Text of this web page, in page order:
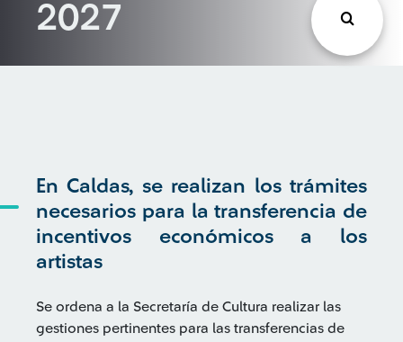
2027
En Caldas, se realizan los trámites
necesarios para la transferencia de
incentivos económicos a los
artistas
Se ordena a la Secretaría de Cultura realizar las
gestiones pertinentes para las transferencias de